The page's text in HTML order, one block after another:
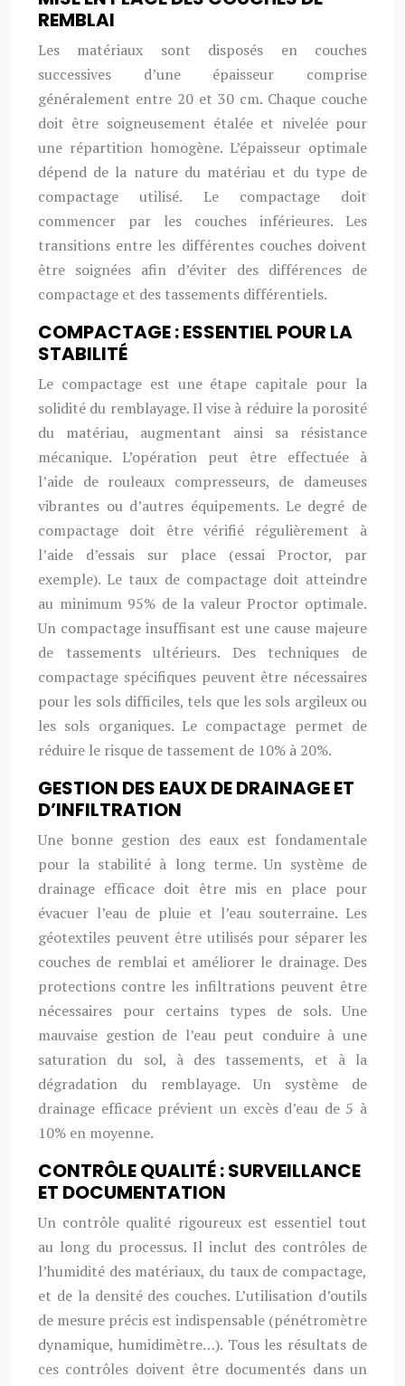
REMBLAI
Les matériaux sont disposés en couches
successives d’une épaisseur comprise
généralement entre 20 et 30 cm. Chaque couche
doit être soigneusement étalée et nivelée pour
une répartition homogène. L’épaisseur optimale
dépend de la nature du matériau et du type de
compactage utilisé. Le compactage doit
commencer par les couches inférieures. Les
transitions entre les différentes couches doivent
être soignées afin d’éviter des différences de
compactage et des tassements différentiels.
COMPACTAGE : ESSENTIEL POUR LA
STABILITÉ
Le compactage est une étape capitale pour la
solidité du remblayage. Il vise à réduire la porosité
du matériau, augmentant ainsi sa résistance
mécanique. L’opération peut être effectuée à
l’aide de rouleaux compresseurs, de dameuses
vibrantes ou d’autres équipements. Le degré de
compactage doit être vérifié régulièrement à
l’aide d’essais sur place (essai Proctor, par
exemple). Le taux de compactage doit atteindre
au minimum 95% de la valeur Proctor optimale.
Un compactage insuffisant est une cause majeure
de tassements ultérieurs. Des techniques de
compactage spécifiques peuvent être nécessaires
pour les sols difficiles, tels que les sols argileux ou
les sols organiques. Le compactage permet de
réduire le risque de tassement de 10% à 20%.
GESTION DES EAUX DE DRAINAGE ET
D’INFILTRATION
Une bonne gestion des eaux est fondamentale
pour la stabilité à long terme. Un système de
drainage efficace doit être mis en place pour
évacuer l’eau de pluie et l’eau souterraine. Les
géotextiles peuvent être utilisés pour séparer les
couches de remblai et améliorer le drainage. Des
protections contre les infiltrations peuvent être
nécessaires pour certains types de sols. Une
mauvaise gestion de l’eau peut conduire à une
saturation du sol, à des tassements, et à la
dégradation du remblayage. Un système de
drainage efficace prévient un excès d’eau de 5 à
10% en moyenne.
CONTRÔLE QUALITÉ : SURVEILLANCE
ET DOCUMENTATION
Un contrôle qualité rigoureux est essentiel tout
au long du processus. Il inclut des contrôles de
l’humidité des matériaux, du taux de compactage,
et de la densité des couches. L’utilisation d’outils
de mesure précis est indispensable (pénétromètre
dynamique, humidimètre…). Tous les résultats de
ces contrôles doivent être documentés dans un